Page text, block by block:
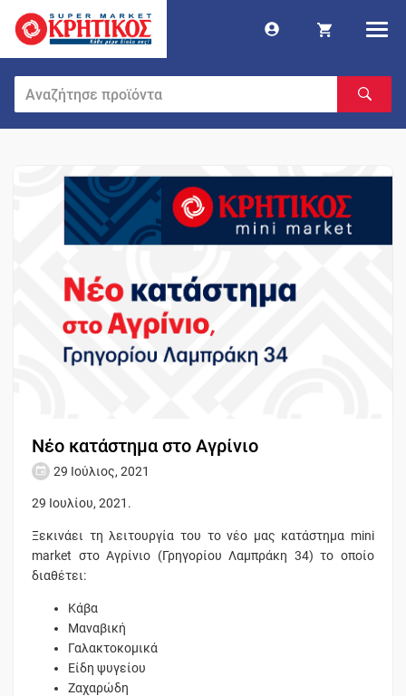
Νέο κατάστημα στο Αγρίνιο
29 Ιούλιος, 2021
29 Ιουλίου, 2021.
Ξεκινάει τη λειτουργία του το νέο μας κατάστημα mini
market στο Αγρίνιο (Γρηγορίου Λαμπράκη 34) το οποίο
διαθέτει:
Κάβα
Μαναβική
Γαλακτοκομικά
Είδη ψυγείου
Ζαχαρώδη